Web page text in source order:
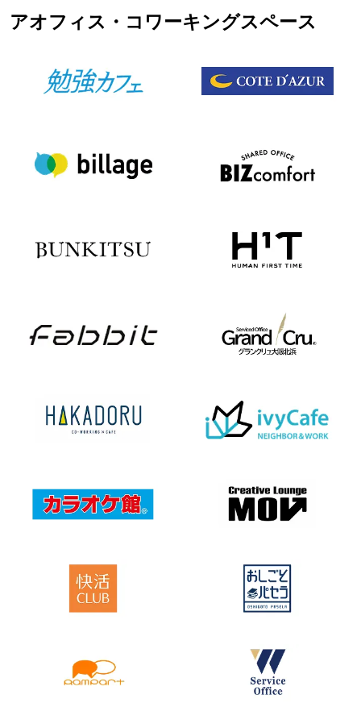
アオフィス・コワーキングスペース